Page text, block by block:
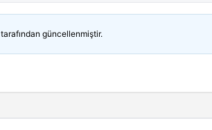
tarafından güncellenmiştir.